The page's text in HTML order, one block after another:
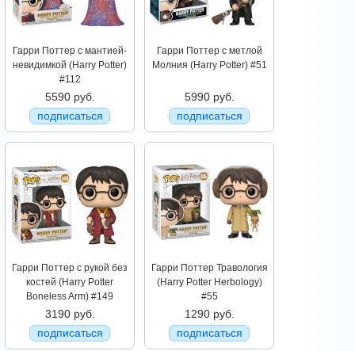
Гарри Поттер с мантией-
невидимкой (Harry Potter)
#112
5590 руб.
подписаться
Гарри Поттер с метлой
Молния (Harry Potter) #51
5990 руб.
подписаться
Гарри Поттер с рукой без
костей (Harry Potter
Boneless Arm) #149
3190 руб.
подписаться
Гарри Поттер Травология
(Harry Potter Herbology)
#55
1290 руб.
подписаться